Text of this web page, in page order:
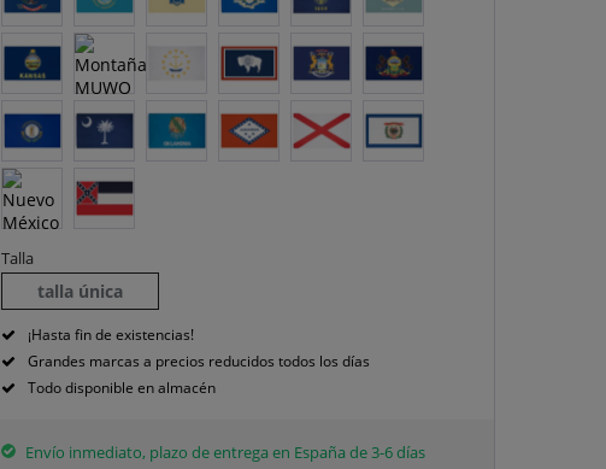
Talla
talla única
¡Hasta fin de existencias!
Grandes marcas a precios reducidos todos los días
Todo disponible en almacén
Envío inmediato, plazo de entrega en España de 3-6 días